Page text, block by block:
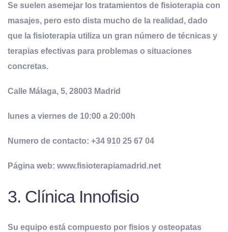
Se suelen asemejar los tratamientos de fisioterapia con
masajes, pero esto dista mucho de la realidad, dado
que la fisioterapia utiliza un gran número de técnicas y
terapias efectivas para problemas o situaciones
concretas.
Calle Málaga, 5, 28003 Madrid
lunes a viernes de 10:00 a 20:00h
Numero de contacto: +34 910 25 67 04
Página web: www.fisioterapiamadrid.net
3. Clínica Innofisio
Su equipo está compuesto por fisios y osteopatas